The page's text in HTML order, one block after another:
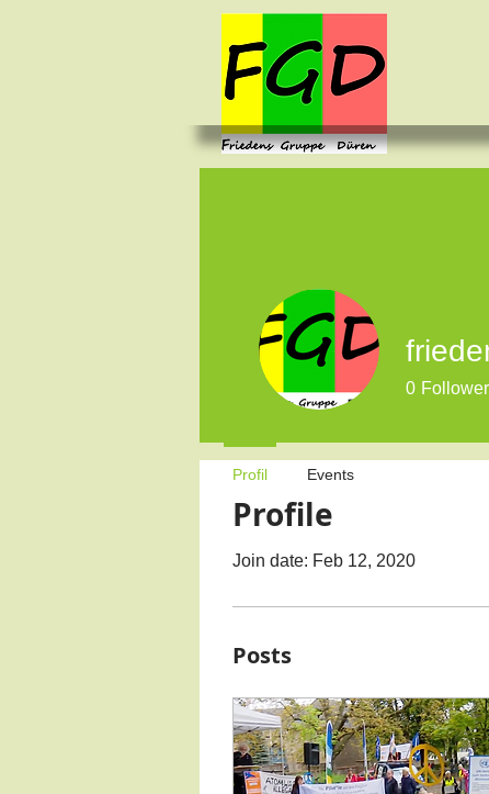
Profile
Join date: Feb 12, 2020
Posts
0
Profil Events